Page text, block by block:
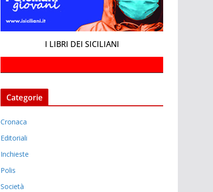
I LIBRI DEI SICILIANI
Categorie
Cronaca
Editoriali
Inchieste
Polis
Società